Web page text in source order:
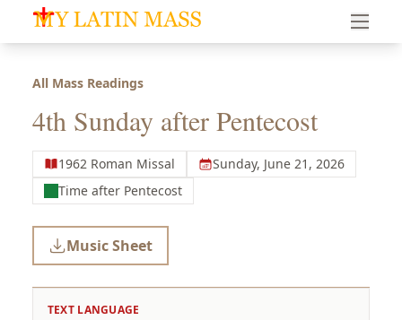
My Latin Mass - Traditional Latin Mass of South Florida
All Mass Readings
4th Sunday after Pentecost
1962 Roman Missal
Sunday, June 21, 2026
Time after Pentecost
Music Sheet
TEXT LANGUAGE